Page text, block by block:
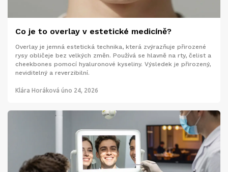
Co je to overlay v estetické medicíně?
Overlay je jemná estetická technika, která zvýrazňuje přirozené
rysy obličeje bez velkých změn. Používá se hlavně na rty, čelist a
cheekbones pomocí hyaluronové kyseliny. Výsledek je přirozený,
neviditelný a reverzibilní.
Klára Horáková úno 24, 2026